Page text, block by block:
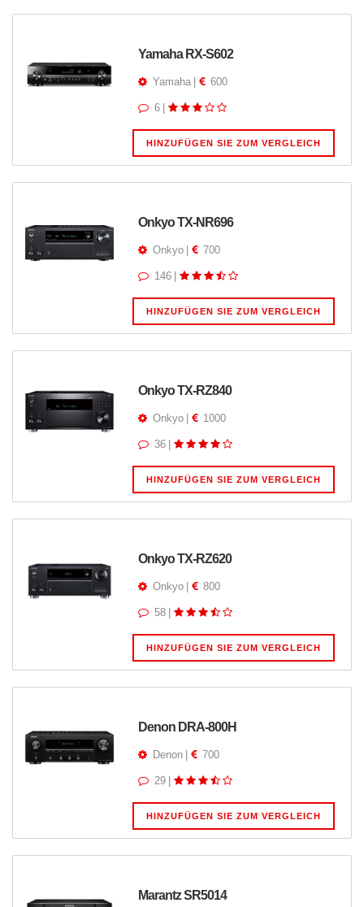
Yamaha RX-S602
Yamaha 600
6
HINZUFÜGEN SIE ZUM VERGLEICH
Onkyo TX-NR696
Onkyo 700
146
HINZUFÜGEN SIE ZUM VERGLEICH
Onkyo TX-RZ840
Onkyo 1000
36
HINZUFÜGEN SIE ZUM VERGLEICH
Onkyo TX-RZ620
Onkyo 800
58
HINZUFÜGEN SIE ZUM VERGLEICH
Denon DRA-800H
Denon 700
29
HINZUFÜGEN SIE ZUM VERGLEICH
Marantz SR5014